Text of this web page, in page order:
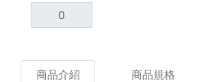
商品介紹 商品規格